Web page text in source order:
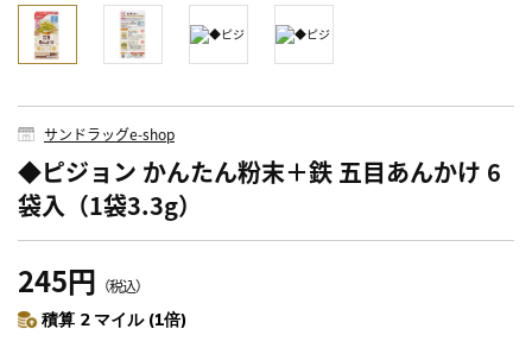
サンドラッグe-shop
◆ピジョン かんたん粉末＋鉄 五目あんかけ 6
袋入（1袋3.3g）
245円 （税込）
積算 2 マイル (1倍)